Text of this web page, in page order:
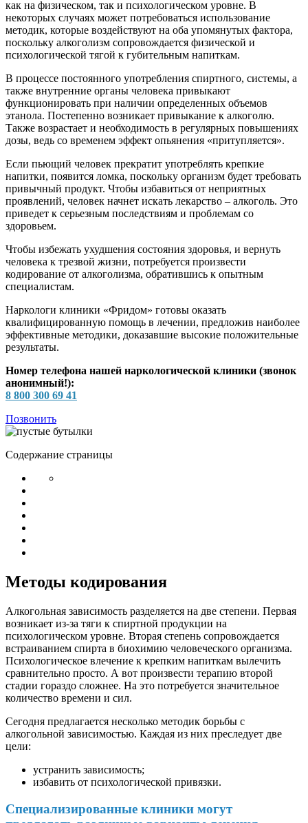
как на физическом, так и психологическом уровне. В
некоторых случаях может потребоваться использование
методик, которые воздействуют на оба упомянутых фактора,
поскольку алкоголизм сопровождается физической и
психологической тягой к губительным напиткам.
В процессе постоянного употребления спиртного, системы, а
также внутренние органы человека привыкают
функционировать при наличии определенных объемов
этанола. Постепенно возникает привыкание к алкоголю.
Также возрастает и необходимость в регулярных повышениях
дозы, ведь со временем эффект опьянения «притупляется».
Если пьющий человек прекратит употреблять крепкие
напитки, появится ломка, поскольку организм будет требовать
привычный продукт. Чтобы избавиться от неприятных
проявлений, человек начнет искать лекарство – алкоголь. Это
приведет к серьезным последствиям и проблемам со
здоровьем.
Чтобы избежать ухудшения состояния здоровья, и вернуть
человека к трезвой жизни, потребуется произвести
кодирование от алкоголизма, обратившись к опытным
специалистам.
Наркологи клиники «Фридом» готовы оказать
квалифицированную помощь в лечении, предложив наиболее
эффективные методики, доказавшие высокие положительные
результаты.
Номер телефона нашей наркологической клиники (звонок
анонимный!):
8 800 300 69 41
Позвонить
Содержание страницы
Методы кодирования
Алкогольная зависимость разделяется на две степени. Первая
возникает из-за тяги к спиртной продукции на
психологическом уровне. Вторая степень сопровождается
встраиванием спирта в биохимию человеческого организма.
Психологическое влечение к крепким напиткам вылечить
сравнительно просто. А вот произвести терапию второй
стадии гораздо сложнее. На это потребуется значительное
количество времени и сил.
Сегодня предлагается несколько методик борьбы с
алкогольной зависимостью. Каждая из них преследует две
цели:
устранить зависимость;
избавить от психологической привязки.
Специализированные клиники могут